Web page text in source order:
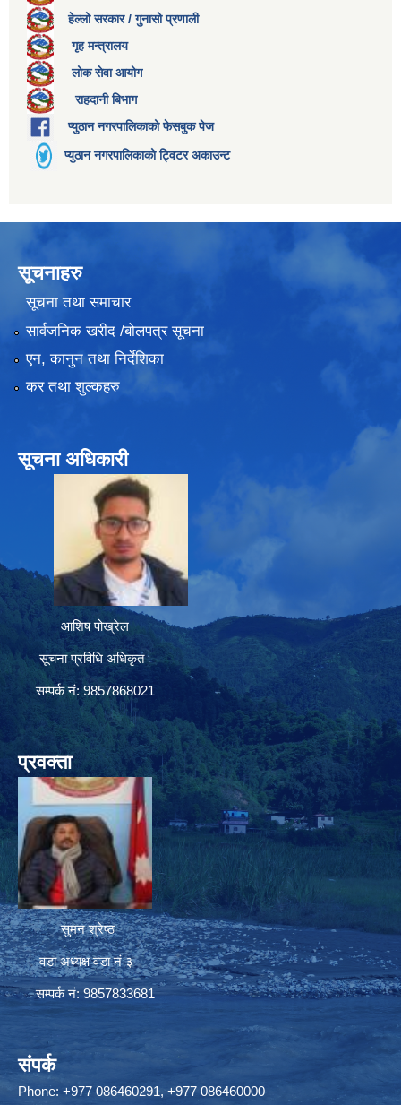
हेल्लो सरकार / गुनासो प्रणाली
गृह मन्त्रालय
लोक सेवा आयोग
राहदानी बिभाग
प्युठान नगरपालिकाको फेसबुक पेज
प्युठान नगरपालिकाको ट्विटर अकाउन्ट
सूचनाहरु
सूचना तथा समाचार
सार्वजनिक खरीद /बोलपत्र सूचना
एन, कानुन तथा निर्देशिका
कर तथा शुल्कहरु
सूचना अधिकारी
आशिष पोख्रेल
सूचना प्रविधि अधिकृत
सम्पर्क नं: 9857868021
प्रवक्ता
सुमन श्रेष्ठ
वडा अध्यक्ष वडा नं ३
सम्पर्क नं: 9857833681
संपर्क
Phone: +977 086460291, +977 086460000